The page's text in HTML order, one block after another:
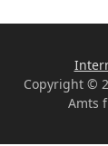
Copyright ©
Amts